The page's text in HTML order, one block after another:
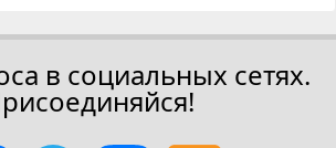
в социальных сетях.